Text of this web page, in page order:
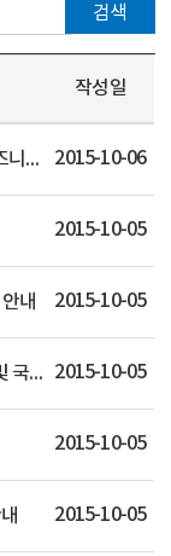
검색
작성일
[중국]2015년 CHINA BIZ-COOL(차이나 비즈니스 스쿨) 교육과정 안내 2015-10-06
2015-10-05
내 2015-10-05
한국생물공학회 창립 30주년 기념 학술대회 및 국제심포지엄 개최 2015-10-05
2015-10-05
2015-10-05